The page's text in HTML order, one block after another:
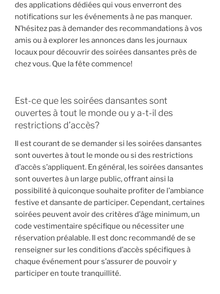
des applications dédiées qui vous enverront des
notifications sur les événements à ne pas manquer.
N’hésitez pas à demander des recommandations à vos
amis ou à explorer les annonces dans les journaux
locaux pour découvrir des soirées dansantes près de
chez vous. Que la fête commence!
Est-ce que les soirées dansantes sont
ouvertes à tout le monde ou y a-t-il des
restrictions d’accès?
Il est courant de se demander si les soirées dansantes
sont ouvertes à tout le monde ou si des restrictions
d’accès s’appliquent. En général, les soirées dansantes
sont ouvertes à un large public, offrant ainsi la
possibilité à quiconque souhaite profiter de l’ambiance
festive et dansante de participer. Cependant, certaines
soirées peuvent avoir des critères d’âge minimum, un
code vestimentaire spécifique ou nécessiter une
réservation préalable. Il est donc recommandé de se
renseigner sur les conditions d’accès spécifiques à
chaque événement pour s’assurer de pouvoir y
participer en toute tranquillité.